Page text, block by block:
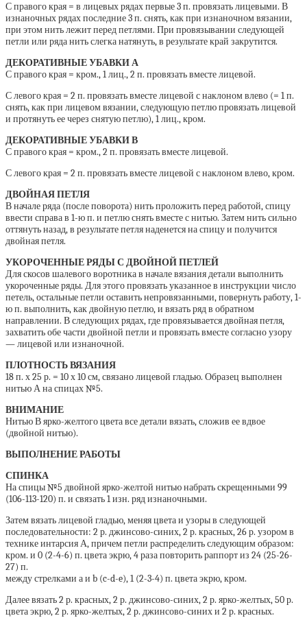
С правого края = в лицевых рядах первые 3 п. провязать лицевыми. В
изнаночных рядах последние 3 п. снять, как при изнаночном вязании,
при этом нить лежит перед петлями. При провязывании следующей
петли или ряда нить слегка натянуть, в результате край закрутится.
ДЕКОРАТИВНЫЕ УБАВКИ А
С правого края = кром., 1 лиц., 2 п. провязать вместе лицевой.
С левого края = 2 п. провязать вместе лицевой с наклоном влево (= 1 п.
снять, как при лицевом вязании, следующую петлю провязать лицевой
и протянуть ее через снятую петлю), 1 лиц., кром.
ДЕКОРАТИВНЫЕ УБАВКИ В
С правого края = кром., 2 п. провязать вместе лицевой.
С левого края = 2 п. провязать вместе лицевой с наклоном влево, кром.
ДВОЙНАЯ ПЕТЛЯ
В начале ряда (после поворота) нить проложить перед работой, спицу
ввести справа в 1-ю п. и петлю снять вместе с нитью. Затем нить сильно
оттянуть назад, в результате петля наденется на спицу и получится
двойная петля.
УКОРОЧЕННЫЕ РЯДЫ С ДВОЙНОЙ ПЕТЛЕЙ
Для скосов шалевого воротника в начале вязания детали выполнить
укороченные ряды. Для этого провязать указанное в инструкции число
петель, остальные петли оставить непровязанными, повернуть работу, 1-
ю п. выполнить, как двойную петлю, и вязать ряд в обратном
направлении. В следующих рядах, где провязывается двойная петля,
захватить обе части двойной петли и провязать вместе согласно узору
— лицевой или изнаночной.
ПЛОТНОСТЬ ВЯЗАНИЯ
18 п. х 25 р. = 10 х 10 см, связано лицевой гладью. Образец выполнен
нитью А на спицах №5.
ВНИМАНИЕ
Нитью В ярко-желтого цвета все детали вязать, сложив ее вдвое
(двойной нитью).
ВЫПОЛНЕНИЕ РАБОТЫ
СПИНКА
На спицы №5 двойной ярко-желтой нитью набрать скрещенными 99
(106-113-120) п. и связать 1 изн. ряд изнаночными.
Затем вязать лицевой гладью, меняя цвета и узоры в следующей
последовательности: 2 р. джинсово-синих, 2 р. красных, 26 р. узором в
технике интарсия А, причем петли распределить следующим образом:
кром. и 0 (2-4-6) п. цвета экрю, 4 раза повторить раппорт из 24 (25-26-
27) п.
между стрелками а и b (c-d-e), 1 (2-3-4) п. цвета экрю, кром.
Далее вязать 2 р. красных, 2 р. джинсово-синих, 2 р. ярко-желтых, 50 р.
цвета экрю, 2 р. ярко-желтых, 2 р. джинсово-синих и 2 р. красных.